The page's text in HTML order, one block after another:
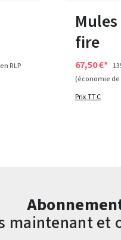
RLP
fire
67,50 €*
(économie de
Prix TTC
maintenant et